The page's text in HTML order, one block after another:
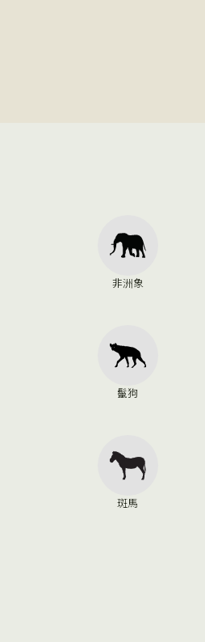
非洲象
鬣狗
斑馬